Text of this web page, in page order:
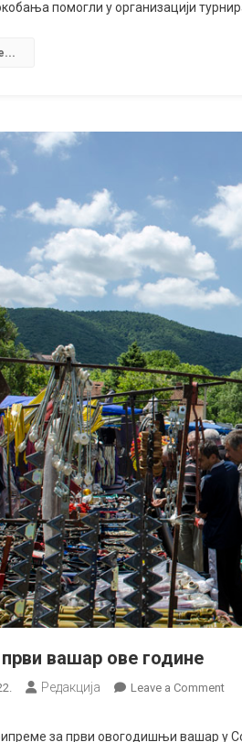
помогли у организацији
вашар ове године
Редакција Leave a Commenton
за први овогодишњи вашар у